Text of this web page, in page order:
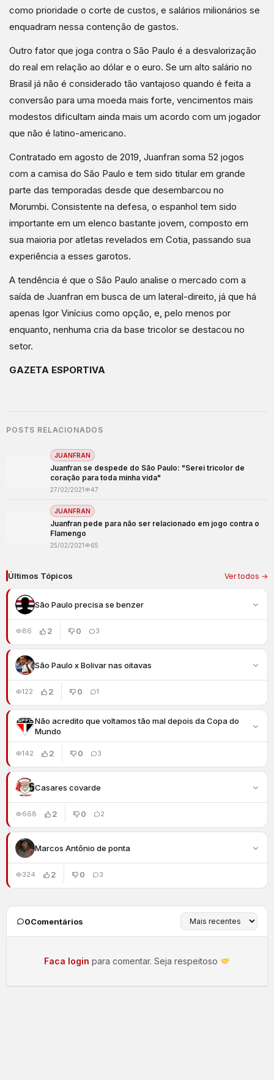
como prioridade o corte de custos, e salários milionários se
enquadram nessa contenção de gastos.
Outro fator que joga contra o São Paulo é a desvalorização
do real em relação ao dólar e o euro. Se um alto salário no
Brasil já não é considerado tão vantajoso quando é feita a
conversão para uma moeda mais forte, vencimentos mais
modestos dificultam ainda mais um acordo com um jogador
que não é latino-americano.
Contratado em agosto de 2019, Juanfran soma 52 jogos
com a camisa do São Paulo e tem sido titular em grande
parte das temporadas desde que desembarcou no
Morumbi. Consistente na defesa, o espanhol tem sido
importante em um elenco bastante jovem, composto em
sua maioria por atletas revelados em Cotia, passando sua
experiência a esses garotos.
A tendência é que o São Paulo analise o mercado com a
saída de Juanfran em busca de um lateral-direito, já que há
apenas Igor Vinícius como opção, e, pelo menos por
enquanto, nenhuma cria da base tricolor se destacou no
setor.
GAZETA ESPORTIVA
POSTS RELACIONADOS
JUANFRAN
Juanfran se despede do São Paulo: "Serei tricolor de
coração para toda minha vida"
27/02/2021 47
JUANFRAN
Juanfran pede para não ser relacionado em jogo contra o
Flamengo
25/02/2021 65
Últimos Tópicos Ver todos →
São Paulo precisa se benzer
86 2 0 3
São Paulo x Bolivar nas oitavas
122 2 0 1
Não acredito que voltamos tão mal depois da Copa do
Mundo
142 2 0 3
Casares covarde
668 2 0 2
Marcos Antônio de ponta
324 2 0 3
0Comentários
Faca login para comentar. Seja respeitoso